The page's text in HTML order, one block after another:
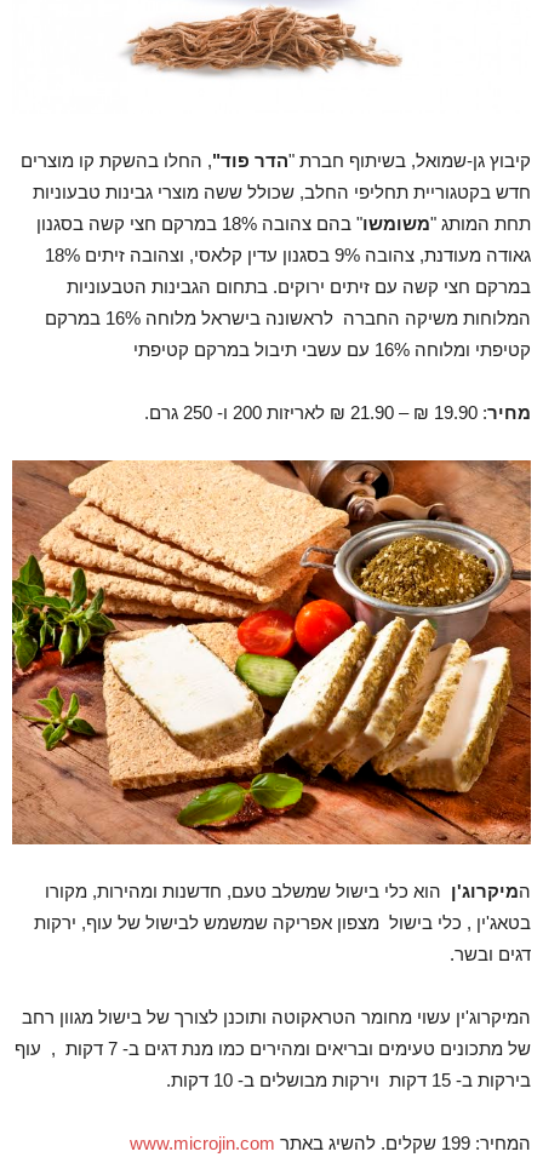
קיבוץ גן-שמואל, בשיתוף חברת "הדר פוד", החלו בהשקת קו מוצרים
חדש בקטגוריית תחליפי החלב, שכולל ששה מוצרי גבינות טבעוניות
תחת המותג "משומשו
" בהם צהובה 18% במרקם חצי קשה בסגנון
גאודה מעודנת, צהובה 9% בסגנון עדין קלאסי, וצהובה זיתים 18%
במרקם חצי קשה עם זיתים ירוקים. בתחום הגבינות הטבעוניות
המלוחות משיקה החברה לראשונה בישראל מלוחה 16% במרקם
קטיפתי ומלוחה 16% עם עשבי תיבול במרקם קטיפתי
מחיר: 19.90 ₪ – 21.90 ₪ לאריזות 200 ו- 250 גרם.
המיקרוג'ן הוא כלי בישול שמשלב טעם, חדשנות ומהירות, מקורו
בטאג'ין , כלי בישול מצפון אפריקה שמשמש לבישול של עוף, ירקות
דגים ובשר.
המיקרוג'ין עשוי מחומר הטראקוטה ותוכנן לצורך של בישול מגוון רחב
של מתכונים טעימים ובריאים ומהירים כמו מנת דגים ב- 7 דקות , עוף
בירקות ב- 15 דקות וירקות מבושלים ב- 10 דקות.
המחיר: 199 שקלים. להשיג באתר www.microjin.com